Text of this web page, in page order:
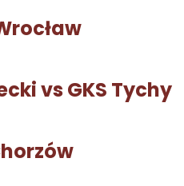
vs GKS Tychy